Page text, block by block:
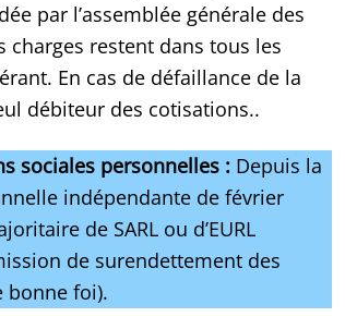
par l’assemblée générale des
charges restent dans tous les
En cas de défaillance de la
débiteur des cotisations..
sociales personnelles :Depuis la
indépendante de février
de SARL ou d’EURL
de surendettement des
bonne foi).